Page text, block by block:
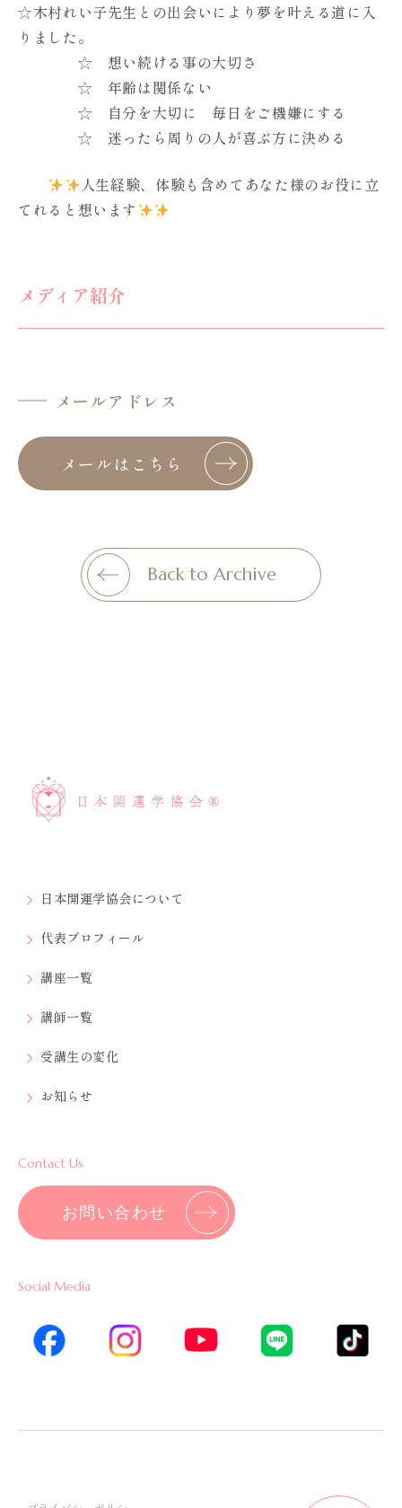
☆木村れい子先生との出会いにより夢を叶える道に入
りました。
☆ 想い続ける事の大切さ
☆ 年齢は関係ない
☆ 自分を大切に 毎日をご機嫌にする
☆ 迷ったら周りの人が喜ぶ方に決める
人生経験、体験も含めてあなた様のお役に立
てれると想います
メディア紹介
メールアドレス
メールはこちら
Back to Archive
日本開運学協会について
代表プロフィール
講座一覧
講師一覧
受講生の変化
お知らせ
Contact Us
お問い合わせ
Social Media